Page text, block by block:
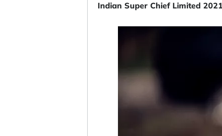
Indian Super Chief Limited